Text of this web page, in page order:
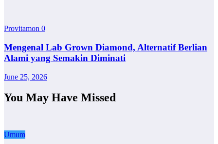
Provitamon 0
Mengenal Lab Grown Diamond, Alternatif Berlian
Alami yang Semakin Diminati
June 25, 2026
You May Have Missed
Umum